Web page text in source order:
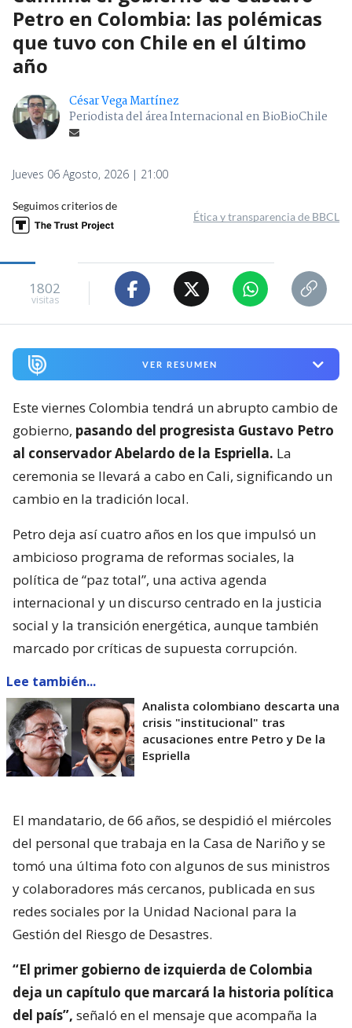
Petro en Colombia: las polémicas
que tuvo con Chile en el último
año
César Vega Martínez
Periodista del área Internacional en BioBioChile
Jueves 06 Agosto, 2026 | 21:00
Seguimos criterios de
Ética y transparencia de BBCL
1802
visitas
VER RESUMEN
Este viernes Colombia tendrá un abrupto cambio de
gobierno, pasando del progresista Gustavo Petro
al conservador Abelardo de la Espriella. La
ceremonia se llevará a cabo en Cali, significando un
cambio en la tradición local.
Petro deja así cuatro años en los que impulsó un
ambicioso programa de reformas sociales, la
política de “paz total”, una activa agenda
internacional y un discurso centrado en la justicia
social y la transición energética, aunque también
marcado por críticas de supuesta corrupción.
Lee también...
Analista colombiano descarta una
crisis "institucional" tras
acusaciones entre Petro y De la
Espriella
El mandatario, de 66 años, se despidió el miércoles
del personal que trabaja en la Casa de Nariño y se
tomó una última foto con algunos de sus ministros
y colaboradores más cercanos, publicada en sus
redes sociales por la Unidad Nacional para la
Gestión del Riesgo de Desastres.
“El primer gobierno de izquierda de Colombia
deja un capítulo que marcará la historia política
del país”, señaló en el mensaje que acompaña la